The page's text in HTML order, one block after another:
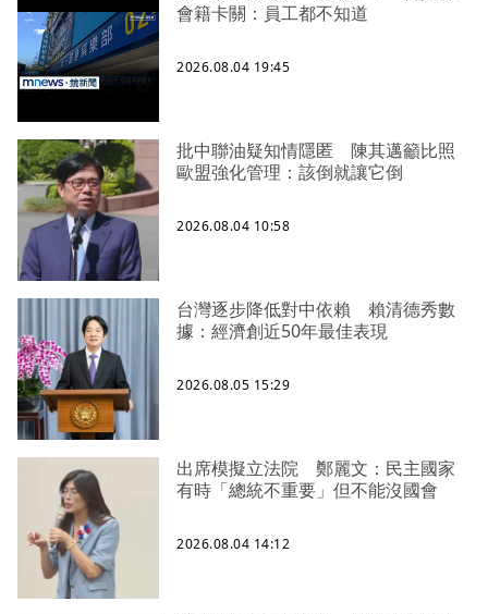
會籍卡關：員工都不知道
2026.08.04 19:45
批中聯油疑知情隱匿 陳其邁籲比照
歐盟強化管理：該倒就讓它倒
2026.08.04 10:58
台灣逐步降低對中依賴 賴清德秀數
據：經濟創近50年最佳表現
2026.08.05 15:29
出席模擬立法院 鄭麗文：民主國家
有時「總統不重要」但不能沒國會
2026.08.04 14:12